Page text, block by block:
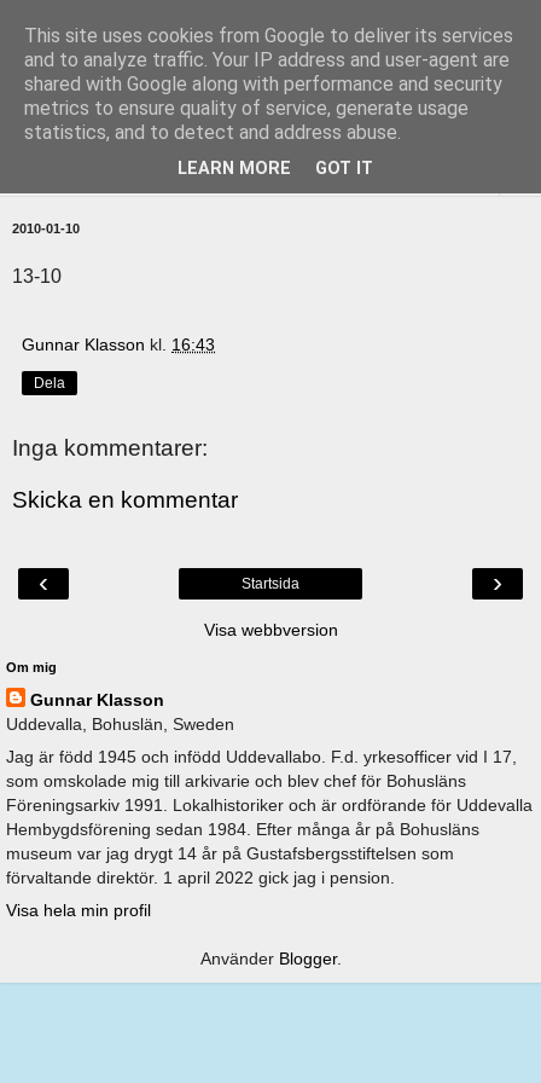
uddevallabloggen.se
med stort och smått från Uddevallas horisont
2010-01-10
13-10
Gunnar Klasson kl. 16:43
Dela
Inga kommentarer:
Skicka en kommentar
‹ ›
Startsida
Visa webbversion
Om mig
Gunnar Klasson
Uddevalla, Bohuslän, Sweden
Jag är född 1945 och infödd Uddevallabo. F.d. yrkesofficer vid I 17,
som omskolade mig till arkivarie och blev chef för Bohusläns
Föreningsarkiv 1991. Lokalhistoriker och är ordförande för Uddevalla
Hembygdsförening sedan 1984. Efter många år på Bohusläns
museum var jag drygt 14 år på Gustafsbergsstiftelsen som
förvaltande direktör. 1 april 2022 gick jag i pension.
Visa hela min profil
Använder Blogger.
This site uses cookies from Google to deliver its services
and to analyze traffic. Your IP address and user-agent are
shared with Google along with performance and security
metrics to ensure quality of service, generate usage
statistics, and to detect and address abuse.
LEARN MORE GOT IT